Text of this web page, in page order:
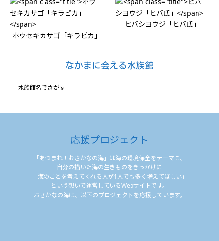
ホウセキカサゴ「キラピカ」
ヒバシヨウジ「ヒバ氏」
なかまに会える水族館
応援プロジェクト
「あつまれ！おさかなの海」は海の環境保全をテーマに、
自分の描いた海の生きものをきっかけに
「海のことを考えてくれる人が1人でも多く増えてほしい」
という想いで運営しているWebサイトです。
おさかなの海は、以下のプロジェクトを応援しています。